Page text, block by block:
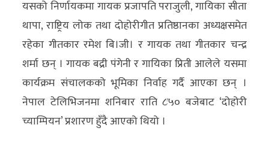
यसको निर्णायकमा गायक प्रजापति पराजुली, गायिका सीता
थापा, राष्ट्रिय लोक तथा दोहोरीगीत प्रतिष्ठानका अध्यक्षसमेत
रहेका गीतकार रमेश बि।जी। र गायक तथा गीतकार चन्द्र
शर्मा छन् । गायक बद्री पंगेनी र गायिका प्रिती आलेले यसमा
कार्यक्रम संचालकको भूमिका निर्वाह गर्दै आएका छन् ।
नेपाल टेलिभिजनमा शनिबार राति ८ः५० बजेबाट ‘दोहोरी
च्याम्पियन’ प्रशारण हुँदै आएको थियो ।